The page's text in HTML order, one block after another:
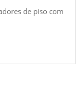
de piso com